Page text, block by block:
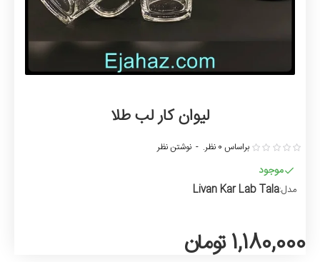
لیوان کار لب طلا
موجود
مدل:Livan Kar Lab Tala
براساس 0 نظر. - نوشتن نظر
1,180,000 تومان